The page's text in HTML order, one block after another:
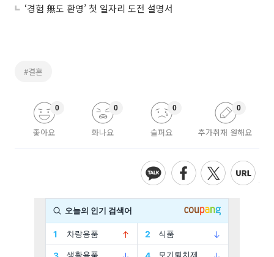
‘경험 無도 환영’ 첫 일자리 도전 설명서
#결혼
좋아요
0
화나요
0
슬퍼요
0
추가취재 원해요
0